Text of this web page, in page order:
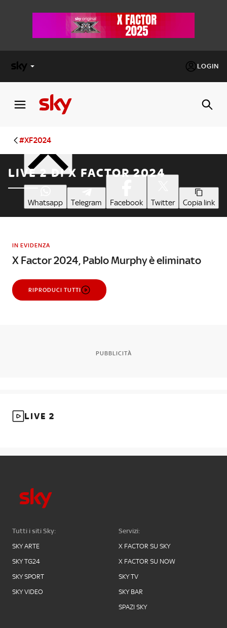
LOGIN
FACTOR
Cos’altro vedere:
PROGRAMMI SKY
Un mondo di offerte:
SKY.IT
#XF2024
LIVE 2 DI X FACTOR 2024
Whatsapp Telegram Facebook Twitter Copia link
IN EVIDENZA
X Factor 2024, Pablo Murphy è eliminato
RIPRODUCI TUTTI
PUBBLICITÀ
LIVE 2
Tutti i siti Sky:
SKY ARTE
SKY TG24
SKY SPORT
SKY VIDEO
Servizi:
X FACTOR SU SKY
X FACTOR SU NOW
SKY TV
SKY BAR
SPAZI SKY